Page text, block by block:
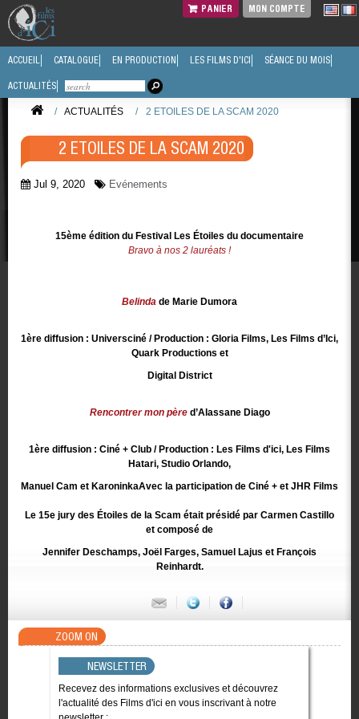
PANIER MON COMPTE
ACCUEIL CATALOGUE EN PRODUCTION LES FILMS D'ICI SÉANCE DU MOIS
ACTUALITÉS
/ ACTUALITÉS / 2 ETOILES DE LA SCAM 2020
2 ETOILES DE LA SCAM 2020
Jul 9, 2020 Evénements
15ème édition du Festival Les Étoiles du documentaire
Bravo à nos 2 lauréats !
Belinda de Marie Dumora
1ère diffusion : Universciné / Production : Gloria Films, Les Films d’Ici,
Quark Productions et
Digital District
Rencontrer mon père d’Alassane Diago
1ère diffusion : Ciné + Club / Production : Les Films d'ici, Les Films
Hatari, Studio Orlando,
Manuel Cam et KaroninkaAvec la participation de Ciné + et JHR Films
Le 15e jury des Étoiles de la Scam était présidé par Carmen Castillo
et composé de
Jennifer Deschamps, Joël Farges, Samuel Lajus et François
Reinhardt.
ZOOM ON
NEWSLETTER
Recevez des informations exclusives et découvrez
l'actualité des Films d'ici en vous inscrivant à notre